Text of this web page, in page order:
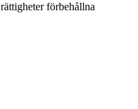
förbehållna